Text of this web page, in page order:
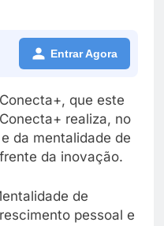
Entrar Agora
que este
realiza, no
da mentalidade de
da inovação.
de
pessoal e